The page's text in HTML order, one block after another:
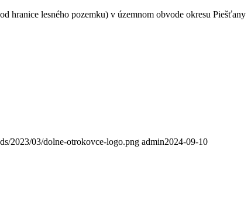
lesného pozemku) v územnom obvode okresu Piešťany
2023/03/dolne-otrokovce-logo.png admin2024-09-10